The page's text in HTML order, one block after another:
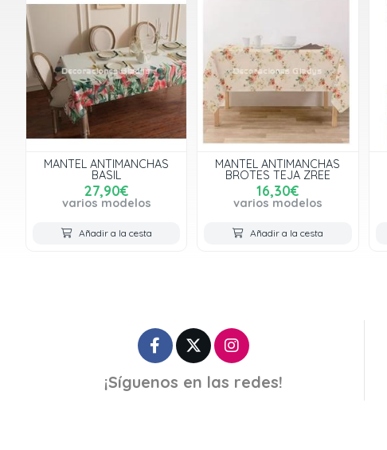
MANTEL ANTIMANCHAS
BASIL
27,90€
varios modelos
Añadir a la cesta
MANTEL ANTIMANCHAS
BROTES TEJA ZREE
16,30€
varios modelos
Añadir a la cesta
¡Síguenos en las redes!